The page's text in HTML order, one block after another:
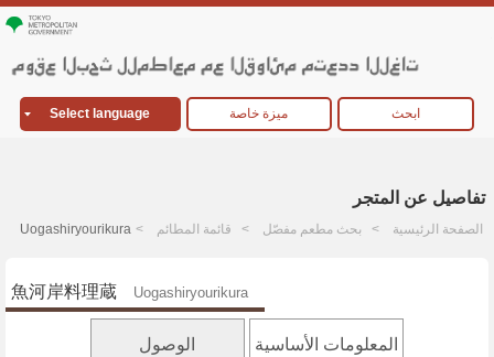
Select language ميزة خاصة ابحث
تفاصيل عن المتجر
الصفحة الرئيسية بحث مطعم مفصّل قائمة المطائم Uogashiryourikura
魚河岸料理蔵 Uogashiryourikura
المعلومات الأساسية الوصول